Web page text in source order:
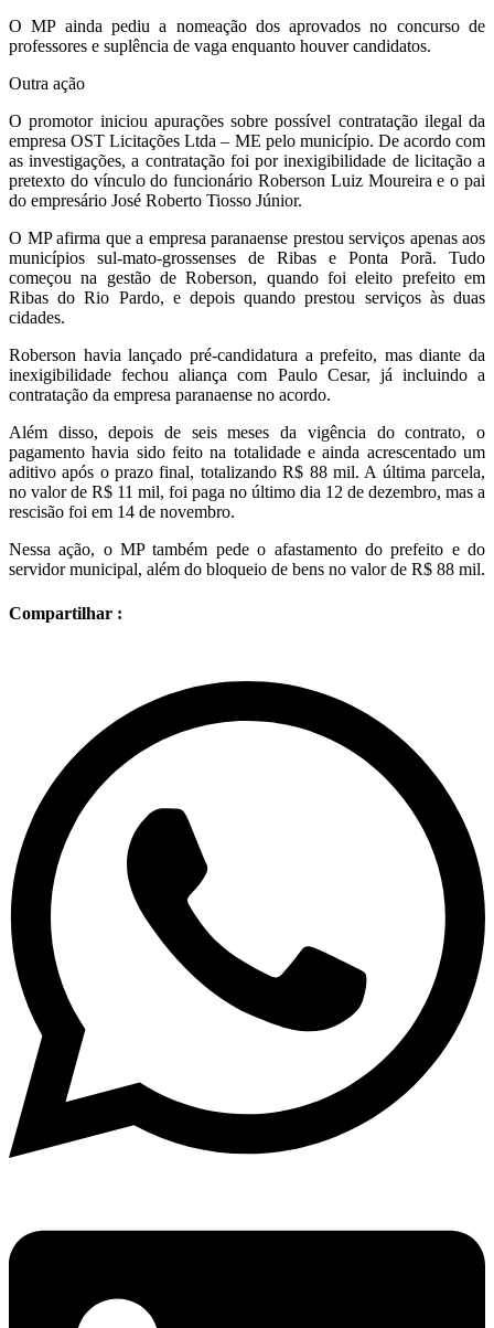
O MP ainda pediu a nomeação dos aprovados no concurso de
professores e suplência de vaga enquanto houver candidatos.
Outra ação
O promotor iniciou apurações sobre possível contratação ilegal da
empresa OST Licitações Ltda – ME pelo município. De acordo com
as investigações, a contratação foi por inexigibilidade de licitação a
pretexto do vínculo do funcionário Roberson Luiz Moureira e o pai
do empresário José Roberto Tiosso Júnior.
O MP afirma que a empresa paranaense prestou serviços apenas aos
municípios sul-mato-grossenses de Ribas e Ponta Porã. Tudo
começou na gestão de Roberson, quando foi eleito prefeito em
Ribas do Rio Pardo, e depois quando prestou serviços às duas
cidades.
Roberson havia lançado pré-candidatura a prefeito, mas diante da
inexigibilidade fechou aliança com Paulo Cesar, já incluindo a
contratação da empresa paranaense no acordo.
Além disso, depois de seis meses da vigência do contrato, o
pagamento havia sido feito na totalidade e ainda acrescentado um
aditivo após o prazo final, totalizando R$ 88 mil. A última parcela,
no valor de R$ 11 mil, foi paga no último dia 12 de dezembro, mas a
rescisão foi em 14 de novembro.
Nessa ação, o MP também pede o afastamento do prefeito e do
servidor municipal, além do bloqueio de bens no valor de R$ 88 mil.
Compartilhar :